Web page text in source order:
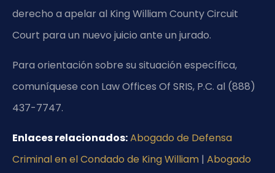
derecho a apelar al King William County Circuit
Court para un nuevo juicio ante un jurado.
Para orientación sobre su situación específica,
comuníquese con Law Offices Of SRIS, P.C. al (888)
437-7747.
Enlaces relacionados:Abogado de Defensa
Criminal en el Condado de King William | Abogado